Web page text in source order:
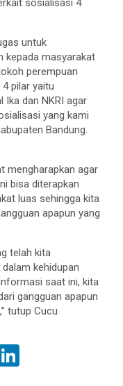
sosialisasi 4
untuk
kepada masyarakat
perempuan
pilar yaitu
Ika dan NKRI agar
yang kami
Bandung.
mengharapkan agar
bisa diterapkan
luas sehingga kita
apapun yang
telah kita
kehidupan
saat ini, kita
gangguan apapun
tutup Cucu